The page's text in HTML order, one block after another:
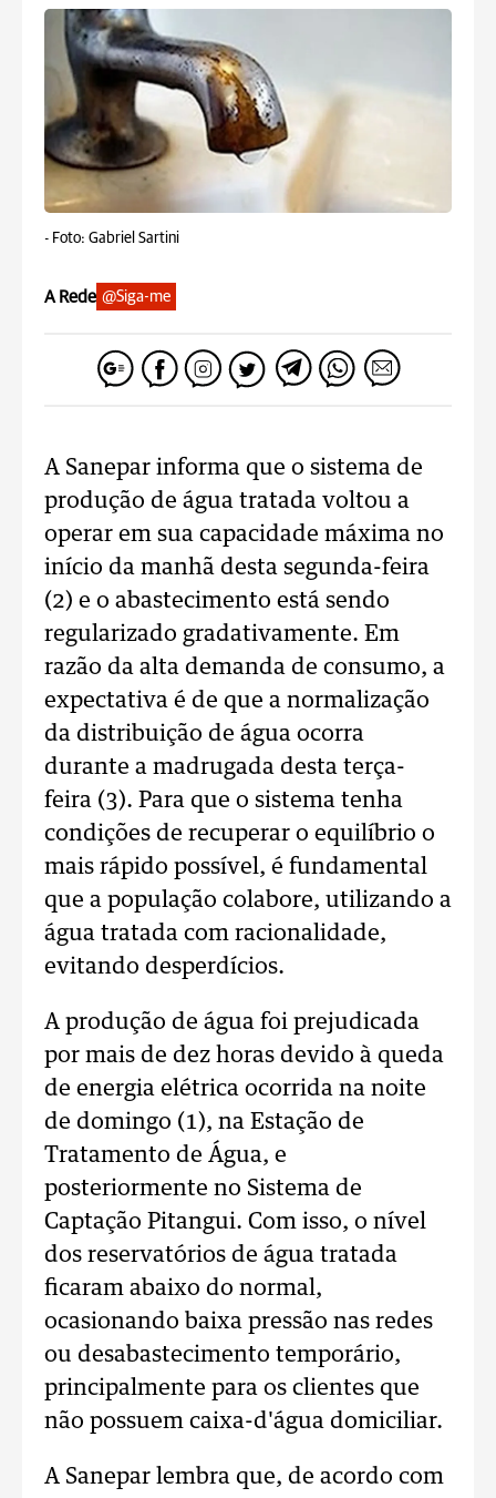
- Foto: Gabriel Sartini
A Rede @Siga-me
A Sanepar informa que o sistema de
produção de água tratada voltou a
operar em sua capacidade máxima no
início da manhã desta segunda-feira
(2) e o abastecimento está sendo
regularizado gradativamente. Em
razão da alta demanda de consumo, a
expectativa é de que a normalização
da distribuição de água ocorra
durante a madrugada desta terça-
feira (3). Para que o sistema tenha
condições de recuperar o equilíbrio o
mais rápido possível, é fundamental
que a população colabore, utilizando a
água tratada com racionalidade,
evitando desperdícios.
A produção de água foi prejudicada
por mais de dez horas devido à queda
de energia elétrica ocorrida na noite
de domingo (1), na Estação de
Tratamento de Água, e
posteriormente no Sistema de
Captação Pitangui. Com isso, o nível
dos reservatórios de água tratada
ficaram abaixo do normal,
ocasionando baixa pressão nas redes
ou desabastecimento temporário,
principalmente para os clientes que
não possuem caixa-d'água domiciliar.
A Sanepar lembra que, de acordo com